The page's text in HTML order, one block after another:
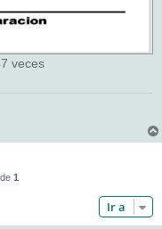
veces
de 1
Ir a